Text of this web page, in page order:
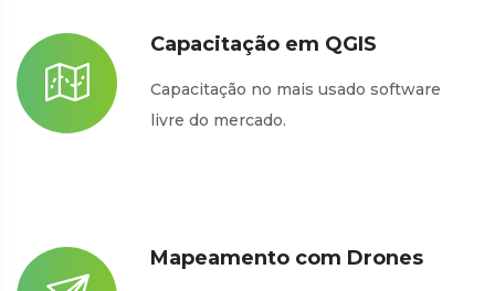
Capacitação em QGIS
Capacitação no mais usado software
livre do mercado.
Mapeamento com Drones